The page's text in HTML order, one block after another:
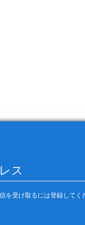
を受け取るには登録してく